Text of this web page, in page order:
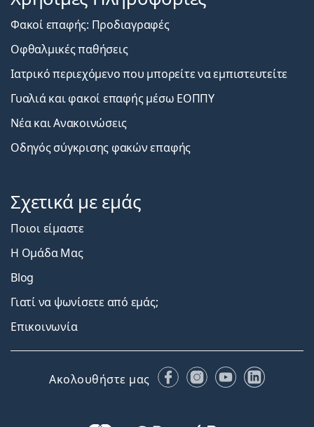
Φακοί επαφής: Προδιαγραφές
Οφθαλμικές παθήσεις
Ιατρικό περιεχόμενο που μπορείτε να εμπιστευτείτε
Γυαλιά και φακοί επαφής μέσω ΕΟΠΠΥ
Νέα και Ανακοινώσεις
Οδηγός σύγκρισης φακών επαφής
Σχετικά με εμάς
Ποιοι είμαστε
Η Ομάδα Μας
Blog
Γιατί να ψωνίσετε από εμάς;
Επικοινωνία
Ακολουθήστε μας FacebookInstagram
YouTubeLinkedIn